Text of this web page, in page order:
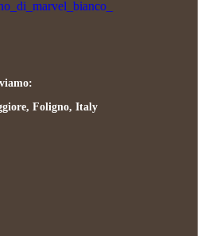
Foligno, Italy